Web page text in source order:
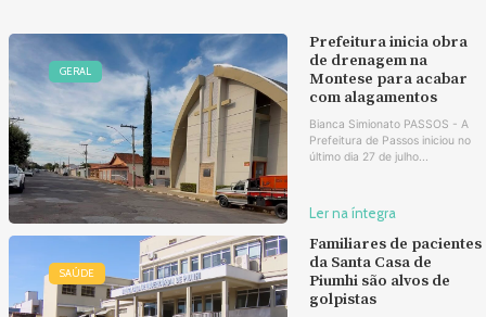
GERAL
Prefeitura inicia obra
de drenagem na
Montese para acabar
com alagamentos
Bianca Simionato PASSOS - A
Prefeitura de Passos iniciou no
último dia 27 de julho...
Ler na íntegra
SAÚDE
Familiares de pacientes
da Santa Casa de
Piumhi são alvos de
golpistas